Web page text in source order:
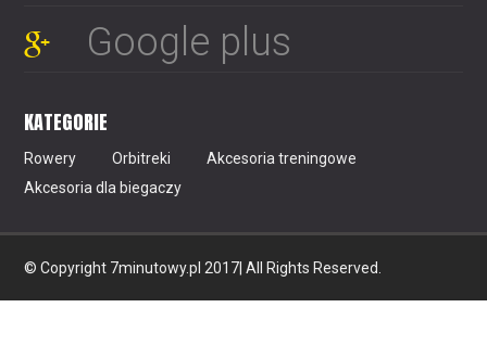
Google plus
KATEGORIE
Rowery Orbitreki
Akcesoria treningowe
Akcesoria dla biegaczy
© Copyright 7minutowy.pl 2017| All Rights Reserved.